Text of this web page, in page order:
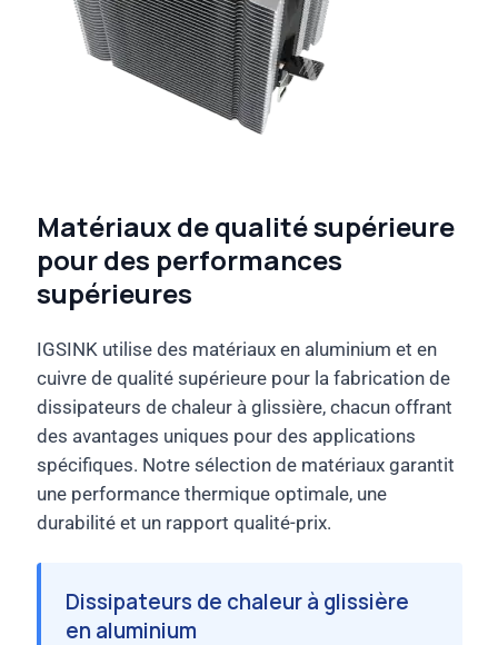
Matériaux de qualité supérieure
pour des performances
supérieures
IGSINK utilise des matériaux en aluminium et en
cuivre de qualité supérieure pour la fabrication de
dissipateurs de chaleur à glissière, chacun offrant
des avantages uniques pour des applications
spécifiques. Notre sélection de matériaux garantit
une performance thermique optimale, une
durabilité et un rapport qualité-prix.
Dissipateurs de chaleur à glissière
en aluminium